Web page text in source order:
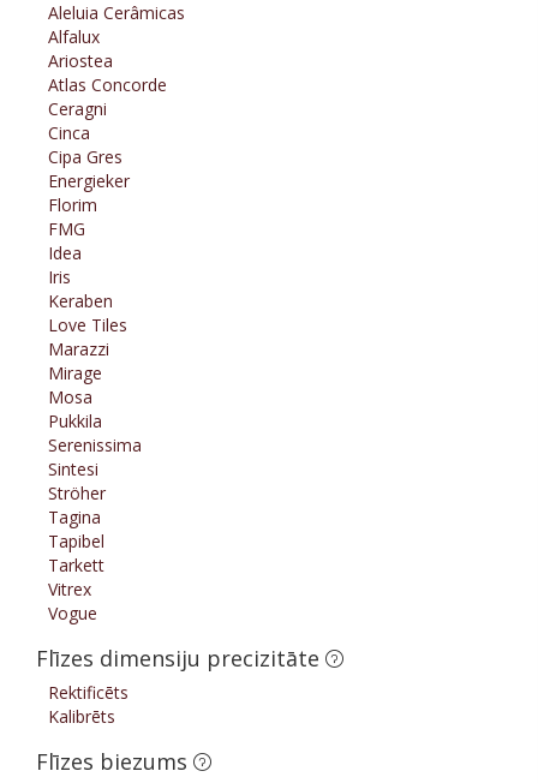
Aleluia Cerâmicas
Alfalux
Ariostea
Atlas Concorde
Ceragni
Cinca
Cipa Gres
Energieker
Florim
FMG
Idea
Iris
Keraben
Love Tiles
Marazzi
Mirage
Mosa
Pukkila
Serenissima
Sintesi
Ströher
Tagina
Tapibel
Tarkett
Vitrex
Vogue
Flīzes dimensiju precizitāte
Rektificēts
Kalibrēts
Flīzes biezums